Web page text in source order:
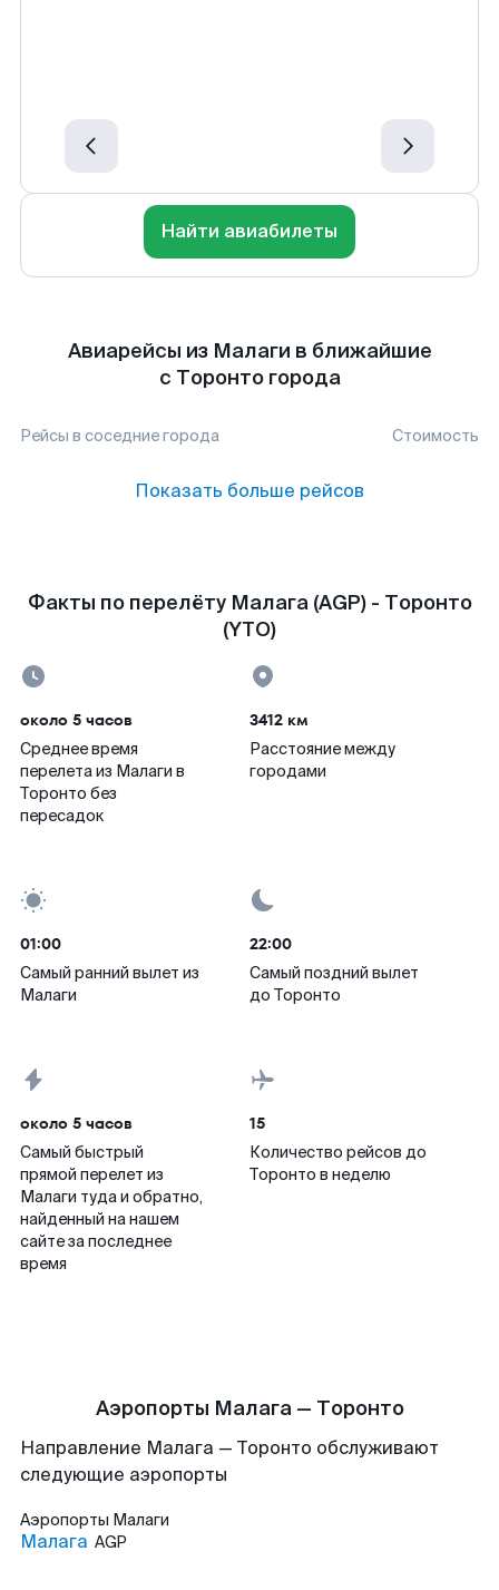
Найти авиабилеты
Авиарейсы из Малаги в ближайшие
с Торонто города
Рейсы в соседние города Стоимость
Показать больше рейсов
Факты по перелёту Малага (AGP) - Торонто
(YTO)
около 5 часов
Среднее время
перелета из Малаги в
Торонто без
пересадок
3412 км
Расстояние между
городами
01:00
Самый ранний вылет из
Малаги
22:00
Самый поздний вылет
до Торонто
около 5 часов
Самый быстрый
прямой перелет из
Малаги туда и обратно,
найденный на нашем
сайте за последнее
время
15
Количество рейсов до
Торонто в неделю
Аэропорты Малага — Торонто
Направление Малага — Торонто обслуживают
следующие аэропорты
Аэропорты Малаги
Малага AGP